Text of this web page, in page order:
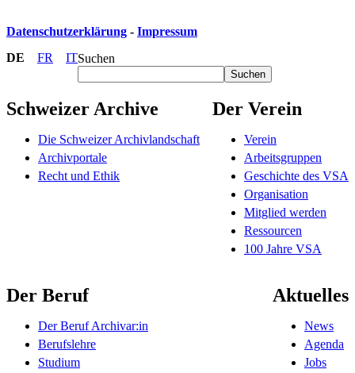
Datenschutzerklärung - Impressum
DE
FR ITSuchen
Suchen
Schweizer Archive
Die Schweizer Archivlandschaft
Archivportale
Recht und Ethik
Der Verein
Verein
Arbeitsgruppen
Geschichte des VSA
Organisation
Mitglied werden
Ressourcen
100 Jahre VSA
Der Beruf
Der Beruf Archivar:in
Berufslehre
Studium
Aktuelles
News
Agenda
Jobs